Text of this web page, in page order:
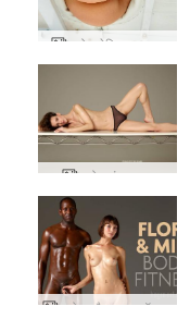
फ्लोरा मेडिकल छात्र
फ्लोरा वंडर वुमन
फ्लोरा और माइक बॉडी फिटनेस